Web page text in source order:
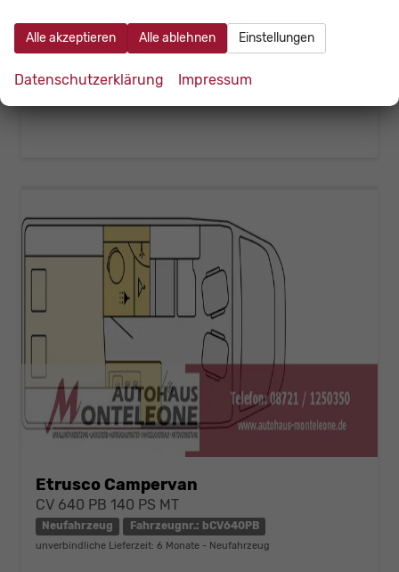
Leistung 103 kW (140 PS) Kilometerstand 10 km
59.327,– €
incl. 19% MwSt.
Etrusco Campervan
CV 640 PB 140 PS MT
Neufahrzeug Fahrzeugnr.: bCV640PB
unverbindliche Lieferzeit: 6 Monate Neufahrzeug
Alle akzeptieren Alle ablehnen Einstellungen
Datenschutzerklärung Impressum